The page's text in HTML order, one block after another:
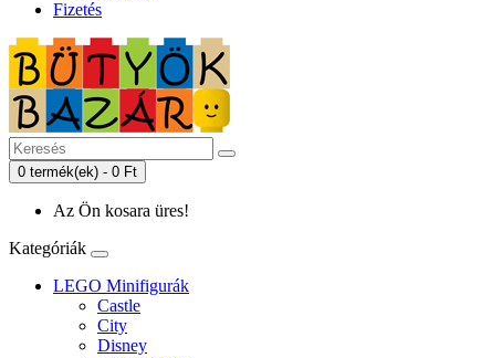
Fizetés
0 termék(ek) - 0 Ft
Az Ön kosara üres!
Kategóriák
LEGO Minifigurák
Castle
City
Disney